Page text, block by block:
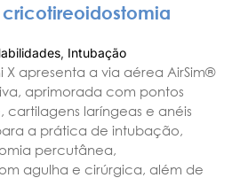
, Intubação
X apresenta a via aérea AirSim®
aprimorada com pontos
laríngeas e anéis
a prática de intubação,
percutânea,
agulha e cirúrgica, além de